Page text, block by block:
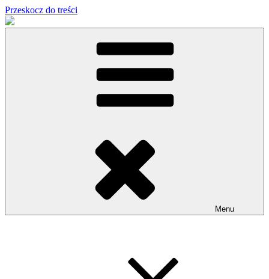
Przeskocz do treści
Menu